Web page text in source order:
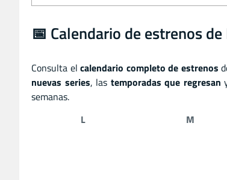
📅 Calendario de estrenos
Consulta elcalendario completo de estrenos
nuevas series, las temporadas que regresan
semanas.
L
M